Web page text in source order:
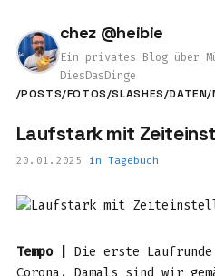
chez @heibie
Ein privates Blog über
DiesDasDinge
/POSTS/FOTOS/SLASHES/DATEN/
Laufstark mit
20.01.2025 inTagebuch
Tempo |
Die erste
Corona. Damals sind wir